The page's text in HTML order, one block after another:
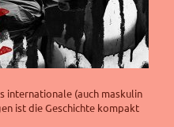
internationale (auch maskulin
ist die Geschichte kompakt